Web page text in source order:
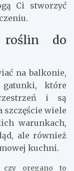
Ci stworzyć
roślin do
na balkonie,
które
i są
szczęście wiele
warunkach,
ale również
kuchni.
czy oregano to